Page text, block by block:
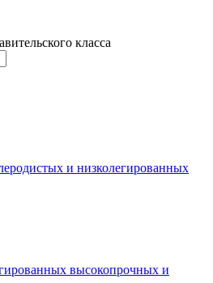
класса
и низколегированных
высокопрочных и